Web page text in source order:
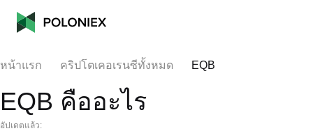
หน้าแรก คริปโตเคอเรนซีทั้งหมด EQB
EQB คืออะไร
อัปเดตแล้ว: